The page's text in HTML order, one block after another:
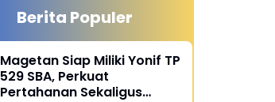
Berita Populer
Magetan Siap Miliki Yonif TP
529 SBA, Perkuat
Pertahanan Sekaligus